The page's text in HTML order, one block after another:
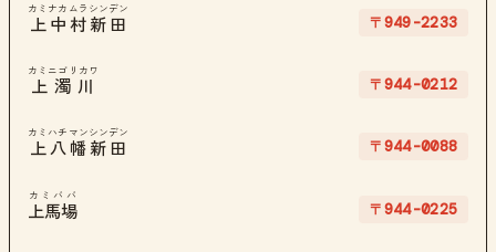
上中村新田
カミナカムラシンデン
〒949-2233
上濁川
カミニゴリカワ
〒944-0212
上八幡新田
カミハチマンシンデン
〒944-0088
上馬場
カミババ
〒944-0225